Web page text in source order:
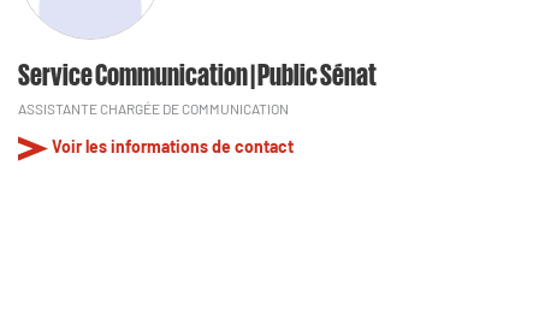
Service Communication | Public Sénat
ASSISTANTE CHARGÉE DE COMMUNICATION
Voir les informations de contact